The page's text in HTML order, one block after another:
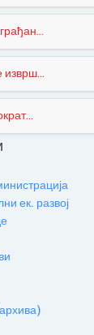
ек. развој